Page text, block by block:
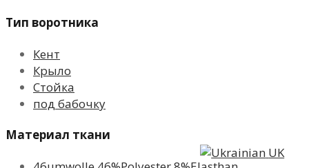
Тип воротника
Кент
Крыло
Стойка
под бабочку
Материал ткани
UK